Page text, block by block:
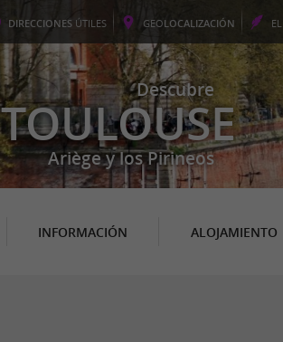
DIRECCIONES ÚTILES GEOLOCALIZACIÓN EL
Descubre
TOULOUSE
Ariège y los Pirineos
INFORMACIÓN ALOJAMIENTO